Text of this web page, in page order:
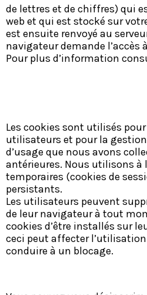
de lettres et de chiffres) qui
web et qui est stocké sur
est ensuite renvoyé au
navigateur demande l’accès
Pour plus d’information
Les cookies sont utilisés
utilisateurs et pour la
d’usage que nous avons
antérieures. Nous utilisons à
temporaires (cookies de
persistants.
Les utilisateurs peuvent
de leur navigateur à tout
cookies d’être installés sur
ceci peut affecter
conduire à un blocage.